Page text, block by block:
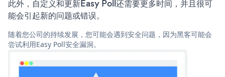
此外，自定义和更新Easy Poll还需要更多时间，并且很可
能会引起新的问题或错误。
随着您公司的持续发展，您可能会遇到安全问题，因为黑客可能会
尝试利用Easy Poll安全漏洞。